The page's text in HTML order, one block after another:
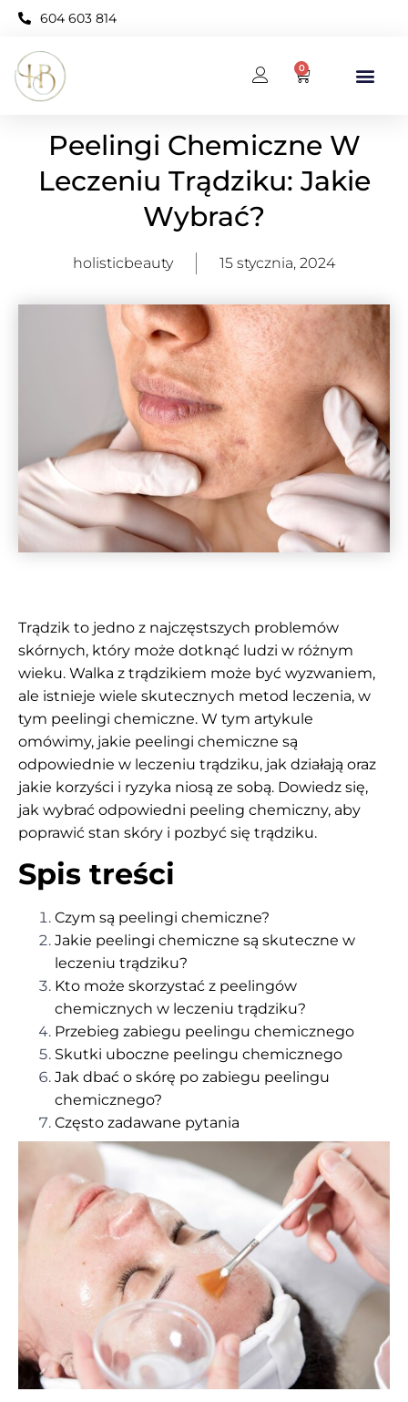
604 603 814
0
Peelingi Chemiczne W
Leczeniu Trądziku: Jakie
Wybrać?
holisticbeauty 15 stycznia, 2024
Trądzik to jedno z najczęstszych problemów
skórnych, który może dotknąć ludzi w różnym
wieku. Walka z trądzikiem może być wyzwaniem,
ale istnieje wiele skutecznych metod leczenia, w
tym peelingi chemiczne. W tym artykule
omówimy, jakie peelingi chemiczne są
odpowiednie w leczeniu trądziku, jak działają oraz
jakie korzyści i ryzyka niosą ze sobą. Dowiedz się,
jak wybrać odpowiedni peeling chemiczny, aby
poprawić stan skóry i pozbyć się trądziku.
Spis treści
Czym są peelingi chemiczne?
Jakie peelingi chemiczne są skuteczne w
leczeniu trądziku?
Kto może skorzystać z peelingów
chemicznych w leczeniu trądziku?
Przebieg zabiegu peelingu chemicznego
Skutki uboczne peelingu chemicznego
Jak dbać o skórę po zabiegu peelingu
chemicznego?
Często zadawane pytania